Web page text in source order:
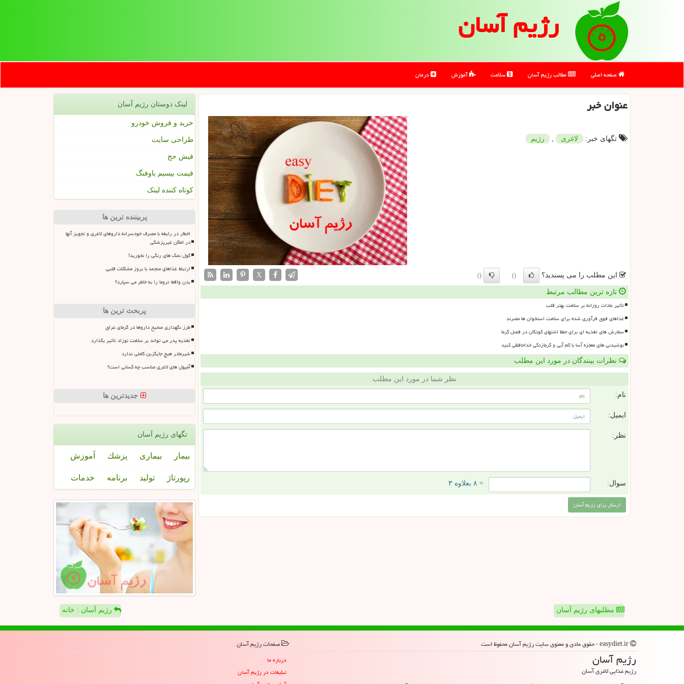
رژیم آسان
صفحه اصلی مطالب رژیم آسان سلامت آموزش درمان
عنوان خبر
تگهای خبر: لاغری , رژیم
این مطلب را می پسندید؟ ()
()
X
تازه ترین مطالب مرتبط
تأثیر عادات روزانه بر سلامت بهتر قلب
غذاهای فوق فرآوری شده برای سلامت استخوان ها مضرند
سفارش های تغذیه ای برای حفظ اشتهای کودکان در فصل گرما
نوشیدنی های معجزه آسا با کم آبی و گرمازدگی خداحافظی کنید
نظرات بینندگان در مورد این مطلب
نظر شما در مورد این مطلب
نام:
ایمیل:
نظر:
سوال: = ۸ بعلاوه ۳
لینک دوستان رژیم آسان
خرید و فروش خودرو
طراحی سایت
فیش حج
قیمت بیسیم باوفنگ
کوتاه کننده لینک
پربیننده ترین ها
اخطار در رابطه با مصرف خودسرانه داروهای لاغری و تجویز آنها
در اماکن غیرپزشکی
گول نمک های رنگی را نخورید!
ارتباط غذاهای منجمد با بروز مشکلات قلبی
بدن واقعا تروما را به خاطر می سپارد؟
پربحث ترین ها
طرز نگهداری صحیح داروها در گرمای عراق
تغذیه پدر می تواند بر سلامت نوزاد تأثیر بگذارد
شیرمادر هیچ جایگزین کاملی ندارد
آمپول های لاغری مناسب چه کسانی است؟
جدیدترین ها
تگهای رژیم آسان
بیمار بیماری پزشك آموزش
رپورتاژ تولید برنامه خدمات
مطلبهای رژیم آسان رژیم آسان : خانه
رژیم آسان
رژیم غذایی لاغری آسان
صفحات رژیم آسان
درباره ما
تبلیغات در رژیم آسان